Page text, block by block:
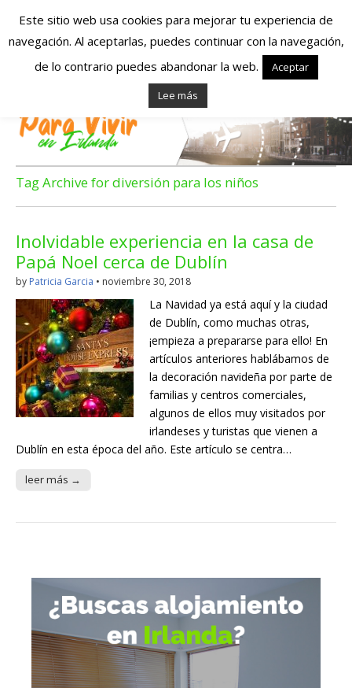
Españoles en
Irlanda – Vivir en
Irlanda – Trabajo
en Irlanda –
Alojamiento en
Irlanda
Blog dedicado a los que viven, estudian y trabajan en
Irlanda!
Tag Archive for diversión para los niños
Inolvidable experiencia en la casa de
Papá Noel cerca de Dublín
by Patricia Garcia • noviembre 30, 2018
La Navidad ya está aquí y la ciudad
de Dublín, como muchas otras,
¡empieza a prepararse para ello! En
artículos anteriores hablábamos de
la decoración navideña por parte de
familias y centros comerciales,
algunos de ellos muy visitados por
irlandeses y turistas que vienen a
Dublín en esta época del año. Este artículo se centra…
leer más →
Este sitio web usa cookies para mejorar tu experiencia de
navegación. Al aceptarlas, puedes continuar con la navegación,
de lo contrario puedes abandonar la web.
Aceptar
Lee más